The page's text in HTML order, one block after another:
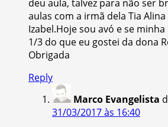
deu aula, talvez para não ser
aulas com a irmã dela Tia Alina
Izabel.Hoje sou avó e se
1/3 do que eu gostei da dona
Obrigada
Reply
Marco Evangelista
31/03/2017 às 16:40